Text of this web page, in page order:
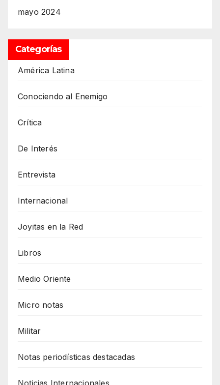
mayo 2024
Categorías
América Latina
Conociendo al Enemigo
Crítica
De Interés
Entrevista
Internacional
Joyitas en la Red
Libros
Medio Oriente
Micro notas
Militar
Notas periodísticas destacadas